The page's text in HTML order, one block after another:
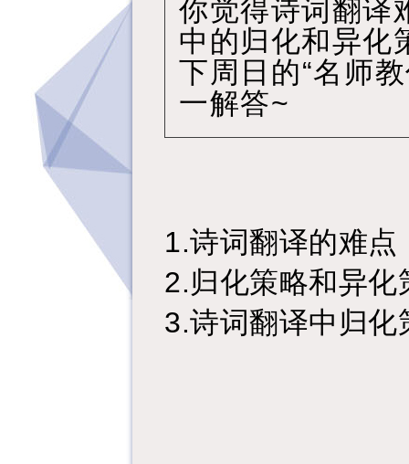
你觉得诗词翻译
中的归化和异化
下周日的“名师
一解答~
1.诗词翻译的难点
2.归化策略和异化
3.诗词翻译中归化